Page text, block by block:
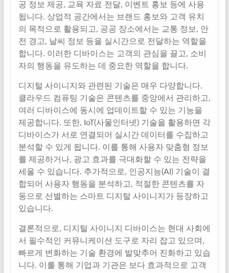
공 정보 제공, 교육 자료 전달, 이벤트 홍보 등에 사용
됩니다. 상업적 공간에서는 브랜드 홍보와 고객 유치
의 목적으로 활용되고, 공공 장소에서는 교통 정보, 안
전 경고, 날씨 정보 등을 실시간으로 전달하는 역할을
합니다. 이러한 디바이스는 고객의 관심을 끌고, 소비
자의 행동을 유도하는 데 중요한 역할을 합니다.
디지털 사이니지와 관련된 기술은 매우 다양합니다.
클라우드 컴퓨팅 기술은 콘텐츠를 중앙에서 관리하고,
여러 디바이스에 동시에 업데이트할 수 있는 기능을
제공합니다. 또한, IoT(사물인터넷) 기술을 활용하면 각
디바이스가 서로 연결되어 실시간 데이터를 수집하고
분석할 수 있게 됩니다. 이를 통해 사용자 맞춤형 정보
를 제공하거나, 광고 효과를 극대화할 수 있는 전략을
세울 수 있습니다. 추가적으로, 인공지능(AI) 기술이 결
합되어 사용자 행동을 분석하고, 적절한 콘텐츠를 자
동으로 선별하는 스마트 디지털 사이니지가 등장하고
있습니다.
결론적으로, 디지털 사이니지 디바이스는 현대 사회에
서 필수적인 커뮤니케이션 도구로 자리 잡고 있으며,
빠르게 변화하는 기술 환경에 발맞추어 진화하고 있습
니다. 이를 통해 기업과 기관은 보다 효과적으로 고객